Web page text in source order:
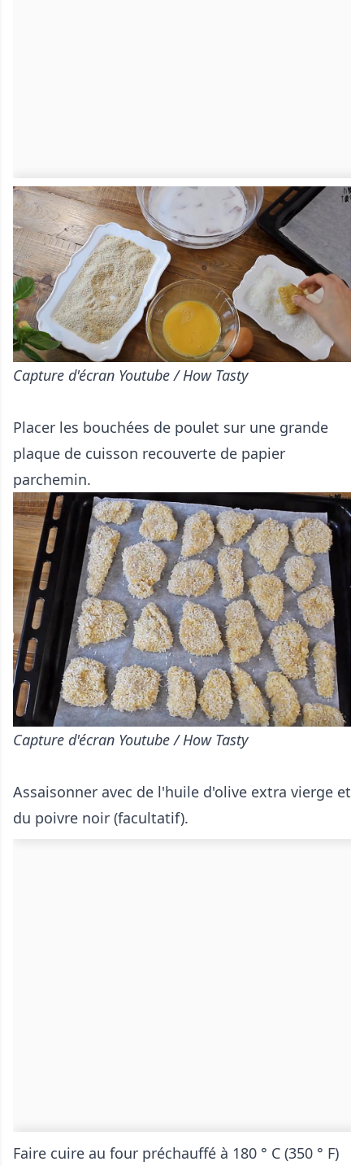
Capture d'écran Youtube / How Tasty
Placer les bouchées de poulet sur une grande
plaque de cuisson recouverte de papier
parchemin.
Capture d'écran Youtube / How Tasty
Assaisonner avec de l'huile d'olive extra vierge et
du poivre noir (facultatif).
Faire cuire au four préchauffé à 180 ° C (350 ° F)